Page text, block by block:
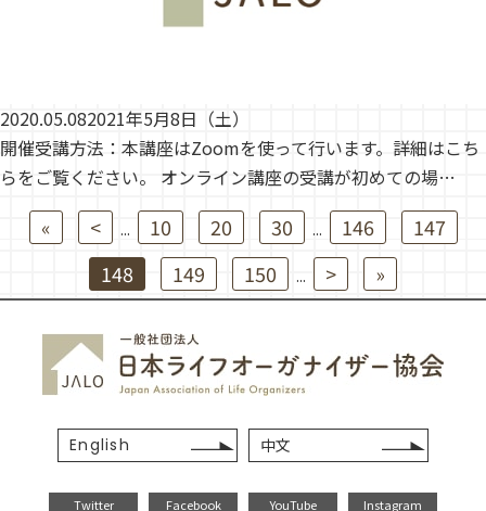
2020.05.082021年5月8日（土）
開催受講方法：本講座はZoomを使って行います。詳細はこち
らをご覧ください。 オンライン講座の受講が初めての場…
« < ... 10 20 30 ... 146
147
148
149 150 ... > »
English 中文
Twitter Facebook YouTube Instagram